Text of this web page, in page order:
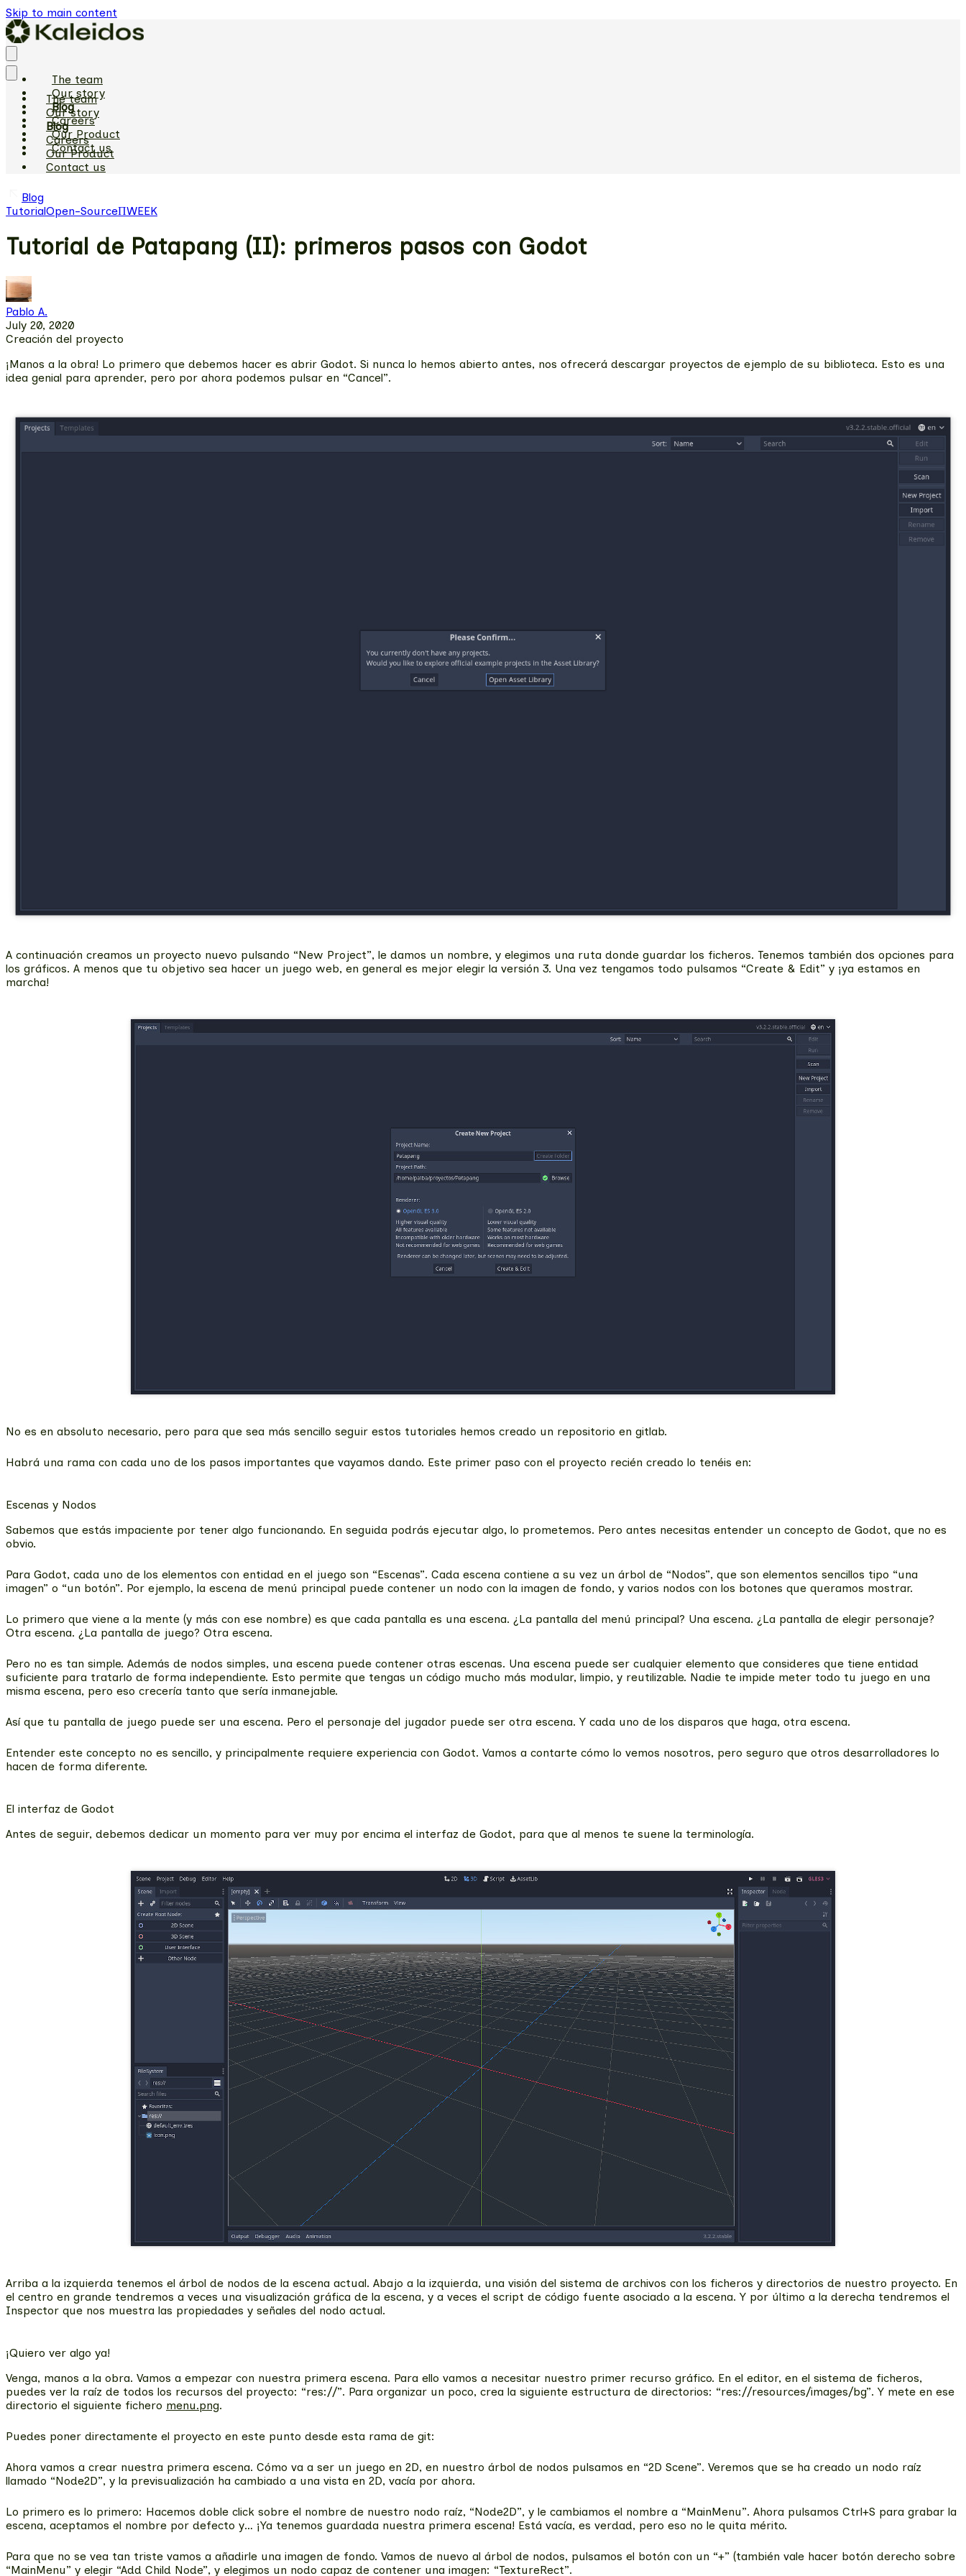
Skip to main content
The team
Our story
Blog
Careers
Our Product
Contact us
The team
Our story
Blog
Careers
Our Product
Contact us
Blog
TutorialOpen-SourceΠWEEK
Tutorial de Patapang (II): primeros pasos con Godot
Pablo A.
July 20, 2020
Creación del proyecto
¡Manos a la obra! Lo primero que debemos hacer es abrir Godot. Si nunca lo hemos abierto antes, nos ofrecerá descargar proyectos de ejemplo de su biblioteca. Esto es una
idea genial para aprender, pero por ahora podemos pulsar en “Cancel”.
A continuación creamos un proyecto nuevo pulsando “New Project”, le damos un nombre, y elegimos una ruta donde guardar los ficheros. Tenemos también dos opciones para
los gráficos. A menos que tu objetivo sea hacer un juego web, en general es mejor elegir la versión 3. Una vez tengamos todo pulsamos “Create & Edit” y ¡ya estamos en
marcha!
No es en absoluto necesario, pero para que sea más sencillo seguir estos tutoriales hemos creado un repositorio en gitlab.
Habrá una rama con cada uno de los pasos importantes que vayamos dando. Este primer paso con el proyecto recién creado lo tenéis en:
Escenas y Nodos
Sabemos que estás impaciente por tener algo funcionando. En seguida podrás ejecutar algo, lo prometemos. Pero antes necesitas entender un concepto de Godot, que no es
obvio.
Para Godot, cada uno de los elementos con entidad en el juego son “Escenas”. Cada escena contiene a su vez un árbol de “Nodos”, que son elementos sencillos tipo “una
imagen” o “un botón”. Por ejemplo, la escena de menú principal puede contener un nodo con la imagen de fondo, y varios nodos con los botones que queramos mostrar.
Lo primero que viene a la mente (y más con ese nombre) es que cada pantalla es una escena. ¿La pantalla del menú principal? Una escena. ¿La pantalla de elegir personaje?
Otra escena. ¿La pantalla de juego? Otra escena.
Pero no es tan simple. Además de nodos simples, una escena puede contener otras escenas. Una escena puede ser cualquier elemento que consideres que tiene entidad
suficiente para tratarlo de forma independiente. Esto permite que tengas un código mucho más modular, limpio, y reutilizable. Nadie te impide meter todo tu juego en una
misma escena, pero eso crecería tanto que sería inmanejable.
Así que tu pantalla de juego puede ser una escena. Pero el personaje del jugador puede ser otra escena. Y cada uno de los disparos que haga, otra escena.
Entender este concepto no es sencillo, y principalmente requiere experiencia con Godot. Vamos a contarte cómo lo vemos nosotros, pero seguro que otros desarrolladores lo
hacen de forma diferente.
El interfaz de Godot
Antes de seguir, debemos dedicar un momento para ver muy por encima el interfaz de Godot, para que al menos te suene la terminología.
Arriba a la izquierda tenemos el árbol de nodos de la escena actual. Abajo a la izquierda, una visión del sistema de archivos con los ficheros y directorios de nuestro proyecto. En
el centro en grande tendremos a veces una visualización gráfica de la escena, y a veces el script de código fuente asociado a la escena. Y por último a la derecha tendremos el
Inspector que nos muestra las propiedades y señales del nodo actual.
¡Quiero ver algo ya!
Venga, manos a la obra. Vamos a empezar con nuestra primera escena. Para ello vamos a necesitar nuestro primer recurso gráfico. En el editor, en el sistema de ficheros,
puedes ver la raíz de todos los recursos del proyecto: “res://”. Para organizar un poco, crea la siguiente estructura de directorios: “res://resources/images/bg”. Y mete en ese
directorio el siguiente fichero menu.png.
Puedes poner directamente el proyecto en este punto desde esta rama de git:
Ahora vamos a crear nuestra primera escena. Cómo va a ser un juego en 2D, en nuestro árbol de nodos pulsamos en “2D Scene”. Veremos que se ha creado un nodo raíz
llamado “Node2D”, y la previsualización ha cambiado a una vista en 2D, vacía por ahora.
Lo primero es lo primero: Hacemos doble click sobre el nombre de nuestro nodo raíz, “Node2D”, y le cambiamos el nombre a “MainMenu”. Ahora pulsamos Ctrl+S para grabar la
escena, aceptamos el nombre por defecto y… ¡Ya tenemos guardada nuestra primera escena! Está vacía, es verdad, pero eso no le quita mérito.
Para que no se vea tan triste vamos a añadirle una imagen de fondo. Vamos de nuevo al árbol de nodos, pulsamos el botón con un “+” (también vale hacer botón derecho sobre
“MainMenu” y elegir “Add Child Node”, y elegimos un nodo capaz de contener una imagen: “TextureRect”.